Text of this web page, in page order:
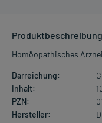
Produktbeschreibung
Homöopathisches
Darreichung:
Inhalt:
PZN:
Hersteller: